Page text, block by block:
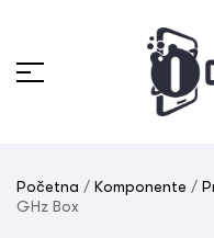
Početna / Komponente /
GHz Box